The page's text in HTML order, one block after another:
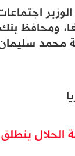
ومحافظ
محمد
ينطلق